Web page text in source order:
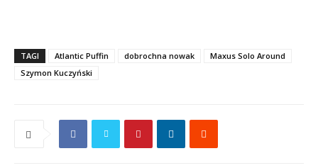
TAGI Atlantic Puffin dobrochna nowak
Maxus Solo Around
Szymon Kuczyński